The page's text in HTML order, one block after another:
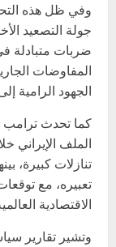
وفي ظل هذه
جولة التصعيد
ضربات متبادلة
المفاوضات
الجهود الرامية
كما تحدث ترامب
الملف الإيراني
تنازلات كبيرة،
تعبيره، مع
الاقتصادية
وتشير تقارير